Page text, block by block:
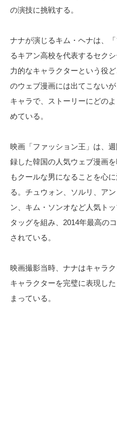
の演技に挑戦する。
ナナが演じるキム・ヘナは、
るキアン高校を代表するセク
力的なキャラクターという役
のウェブ漫画には出てこない
キャラで、ストーリーにどの
めている。
映画「ファッション王」は、
録した韓国の人気ウェブ漫画
もクールな男になることを心
る。チュウォン、ソルリ、ア
ン、キム・ソンオなど人気ト
タッグを組み、2014年最高の
されている。
映画撮影当時、ナナはキャラ
キャラクターを完璧に表現し
まっている。